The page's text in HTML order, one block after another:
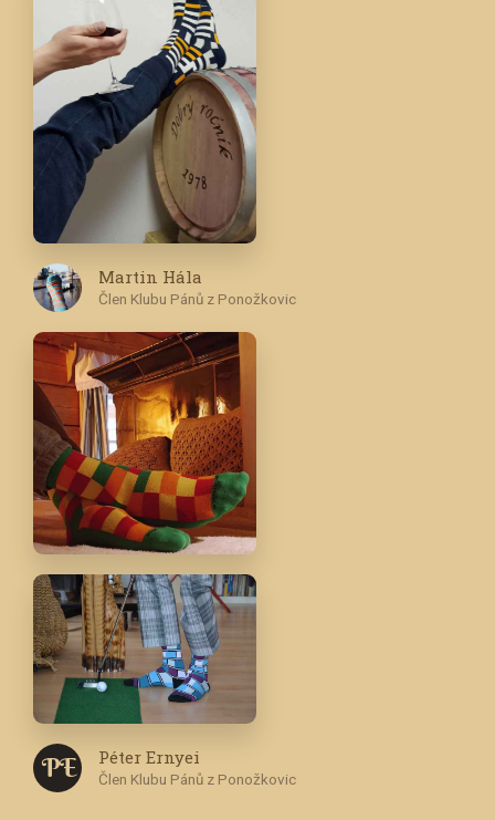
Martin Hála
Člen Klubu Pánů z Ponožkovic
P E Péter Ernyei
Člen Klubu Pánů z Ponožkovic